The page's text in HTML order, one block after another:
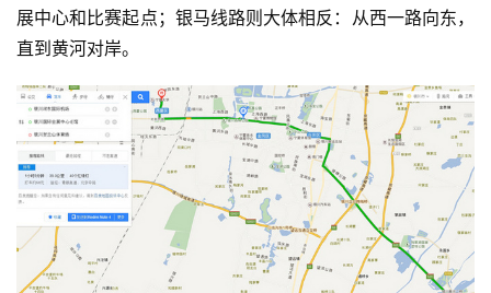
展中心和比赛起点；银马线路则大体相反：从西一路向东，
直到黄河对岸。